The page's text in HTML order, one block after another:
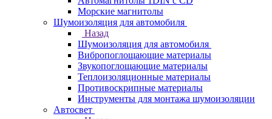
Морские магнитолы
Шумоизоляция для автомобиля
Назад
Шумоизоляция для автомобиля
Вибропоглощающие материалы
Звукопоглощающие материалы
Теплоизоляционные материалы
Противоскрипные материалы
Инструменты для монтажа шумоизоляции
Автосвет